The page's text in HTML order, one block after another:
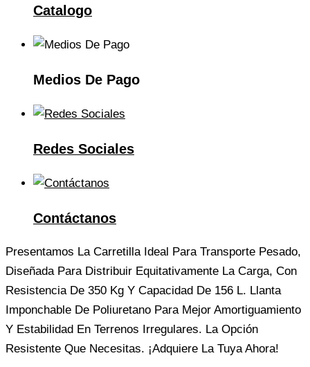
Catalogo
Medios De Pago
Redes Sociales
Contáctanos
Presentamos La Carretilla Ideal Para Transporte Pesado,
Diseñada Para Distribuir Equitativamente La Carga, Con
Resistencia De 350 Kg Y Capacidad De 156 L. Llanta
Imponchable De Poliuretano Para Mejor Amortiguamiento
Y Estabilidad En Terrenos Irregulares. La Opción
Resistente Que Necesitas. ¡Adquiere La Tuya Ahora!